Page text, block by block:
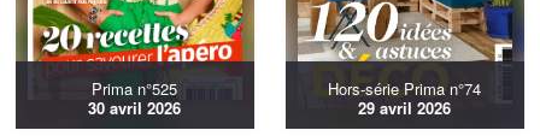
Prima n°525
30 avril 2026
Hors-série Prima n°74
29 avril 2026